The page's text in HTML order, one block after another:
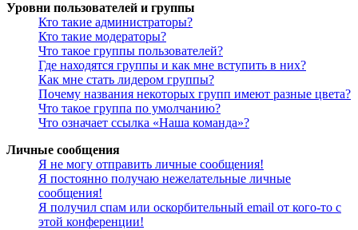
Уровни пользователей и группы
Кто такие администраторы?
Кто такие модераторы?
Что такое группы пользователей?
Где находятся группы и как мне вступить в них?
Как мне стать лидером группы?
Почему названия некоторых групп имеют разные цвета?
Что такое группа по умолчанию?
Что означает ссылка «Наша команда»?
Личные сообщения
Я не могу отправить личные сообщения!
Я постоянно получаю нежелательные личные
сообщения!
Я получил спам или оскорбительный email от кого-то с
этой конференции!